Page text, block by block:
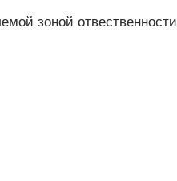
зоной отвественности